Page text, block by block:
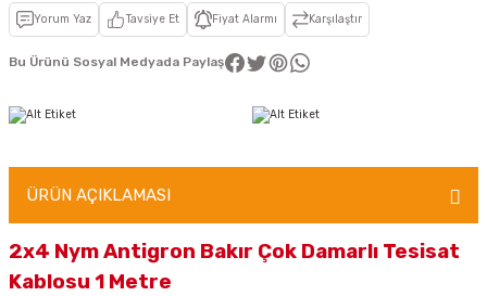
Yorum Yaz Tavsiye Et Fiyat Alarmı Karşılaştır
Bu Ürünü Sosyal Medyada Paylaş
ÜRÜN AÇIKLAMASI
2x4 Nym Antigron Bakır Çok Damarlı Tesisat
Kablosu 1 Metre